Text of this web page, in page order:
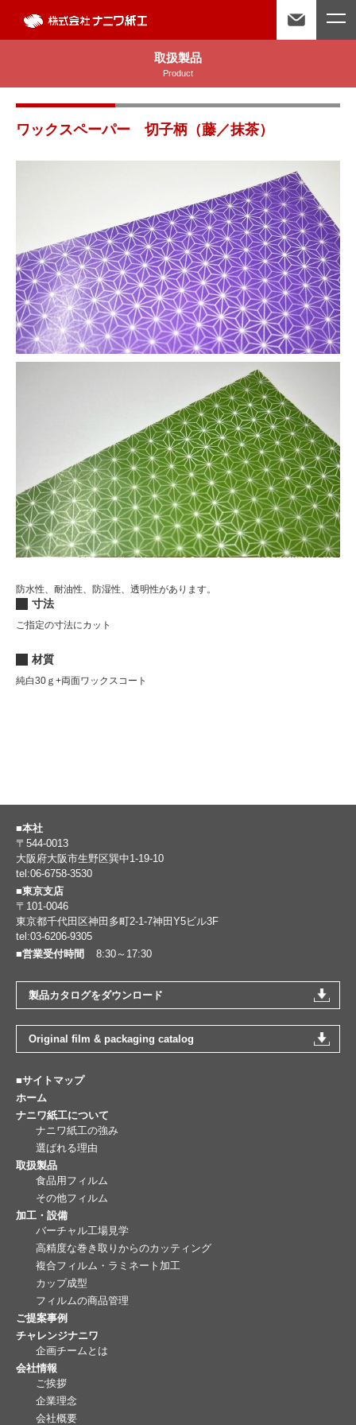
取扱製品
Product
ワックスペーパー 切子柄（藤／抹茶）
防水性、耐油性、防湿性、透明性があります。
寸法
ご指定の寸法にカット
材質
純白30ｇ+両面ワックスコート
■本社
〒544-0013
大阪府大阪市生野区巽中1-19-10
tel:06-6758-3530
■東京支店
〒101-0046
東京都千代田区神田多町2-1-7神田Y5ビル3F
tel:03-6206-9305
■営業受付時間
8:30～17:30
製品カタログをダウンロード
Original film & packaging catalog
■サイトマップ
ホーム
ナニワ紙工について
ナニワ紙工の強み
選ばれる理由
取扱製品
食品用フィルム
その他フィルム
加工・設備
バーチャル工場見学
高精度な巻き取りからのカッティング
複合フィルム・ラミネート加工
カップ成型
フィルムの商品管理
ご提案事例
チャレンジナニワ
企画チームとは
会社情報
ご挨拶
企業理念
会社概要